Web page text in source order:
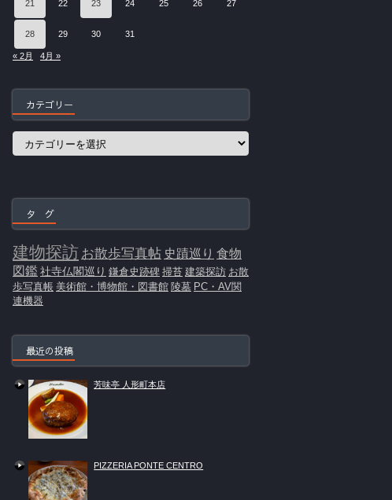
21 22 23 24 25 26 27
28 29 30 31
« 2月 4月 »
カテゴリー
カ
タ グ
建物探訪 お散歩写真帖 史蹟巡り 食物
図鑑社寺仏閣巡り 鎌倉史跡碑 掃苔 建築探訪 お散
歩写真帳 美術館・博物館・図書館 陵墓 PC・AV関
連機器
最近の投稿
芳味亭 人形町本店
PIZZERIA PONTE CENTRO